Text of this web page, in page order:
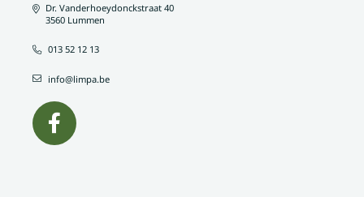
Dr. Vanderhoeydonckstraat 40
3560 Lummen
013 52 12 13
info@limpa.be